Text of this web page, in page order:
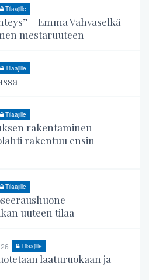
Tilaajille
– Emma Vahvaselkä
mestaruuteen
Tilaajille
Tilaajille
rakentaminen
rakentuu ensin
Tilaajille
–
uuteen tilaa
Tilaajille
laaturuokaan ja